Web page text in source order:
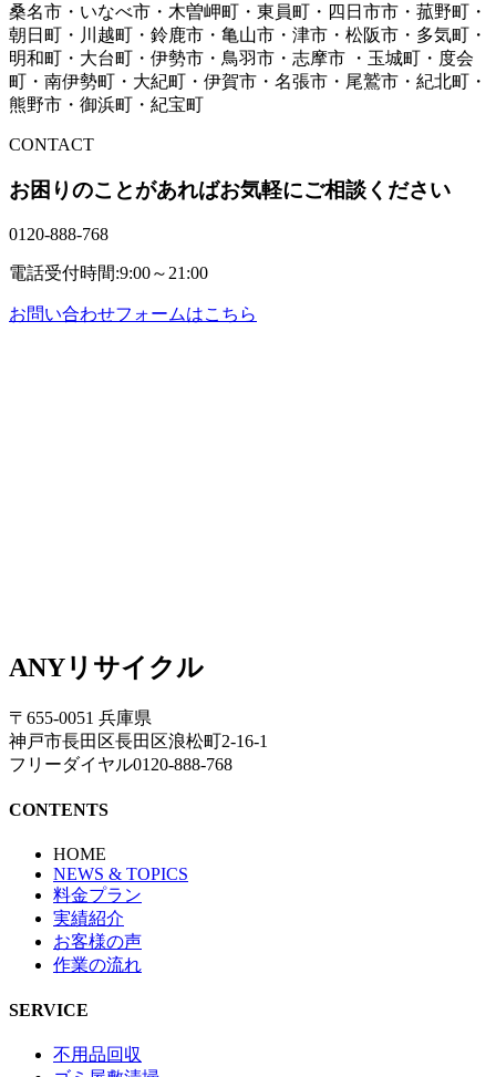
桑名市・いなべ市・木曽岬町・東員町・四日市市・菰野町・
朝日町・川越町・鈴鹿市・亀山市・津市・松阪市・多気町・
明和町・大台町・伊勢市・鳥羽市・志摩市 ・玉城町・度会
町・南伊勢町・大紀町・伊賀市・名張市・尾鷲市・紀北町・
熊野市・御浜町・紀宝町
CONTACT
お困りのことがあればお気軽にご相談ください
0120-888-768
電話受付時間:9:00～21:00
お問い合わせフォームはこちら
ANYリサイクル
〒655-0051 兵庫県
神戸市長田区長田区浪松町2-16-1
フリーダイヤル0120-888-768
CONTENTS
HOME
NEWS & TOPICS
料金プラン
実績紹介
お客様の声
作業の流れ
SERVICE
不用品回収